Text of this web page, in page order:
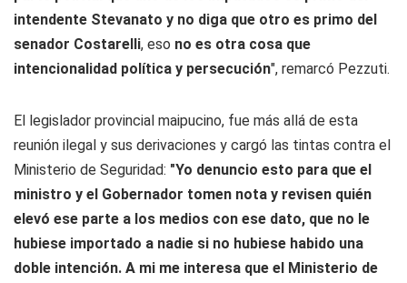
intendente Stevanato y no diga que otro es primo del
senador Costarelli, eso no es otra cosa que
intencionalidad política y persecución", remarcó Pezzuti.
El legislador provincial maipucino, fue más allá de esta
reunión ilegal y sus derivaciones y cargó las tintas contra el
Ministerio de Seguridad: "Yo denuncio esto para que el
ministro y el Gobernador tomen nota y revisen quién
elevó ese parte a los medios con ese dato, que no le
hubiese importado a nadie si no hubiese habido una
doble intención. A mi me interesa que el Ministerio de